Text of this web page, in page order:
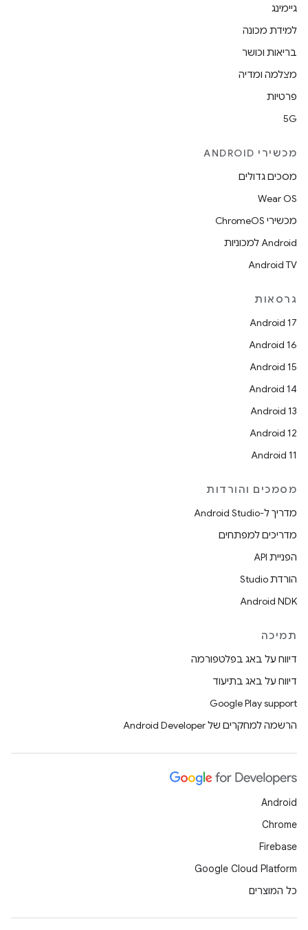
גיימינג
למידת מכונה
בריאות וכושר
מצלמה ומדיה
פרטיות
5G
מכשירי ANDROID
מסכים גדולים
Wear OS
מכשירי ChromeOS
Android למכוניות
Android TV
גרסאות
Android 17
Android 16
Android 15
Android 14
Android 13
Android 12
Android 11
מסמכים והורדות
מדריך ל-Android Studio
מדריכים למפתחים
הפניית API
הורדת Studio
Android NDK
תמיכה
דיווח על באג בפלטפורמה
דיווח על באג בתיעוד
Google Play support
הרשמה למחקרים של Android Developer
Android
Chrome
Firebase
Google Cloud Platform
כל המוצרים